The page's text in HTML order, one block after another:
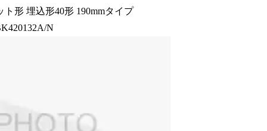
形 埋込形40形 190mmタイプ
N